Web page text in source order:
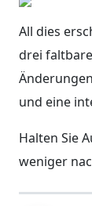
All dies
drei
und eine
Halten Sie
weniger